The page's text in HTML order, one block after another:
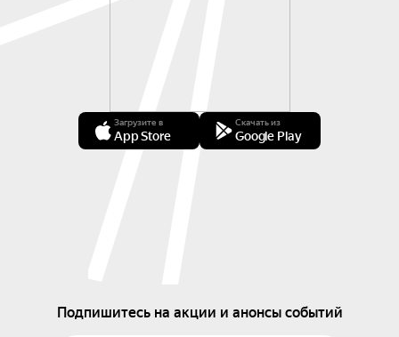
Загрузите в
App Store
Скачать из
Google Play
Подпишитесь на акции и анонсы событий